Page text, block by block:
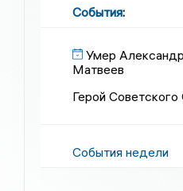
События:
Умер
Матвеев
Герой
События недели